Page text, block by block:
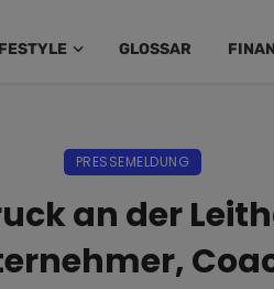
GLOSSAR
PRESSEMELDUNG
an der